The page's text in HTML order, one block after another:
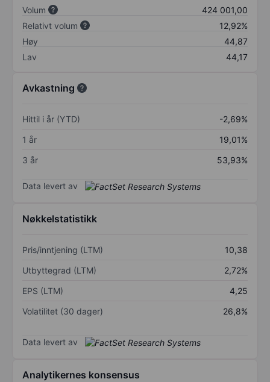
Volum
424 001,00
Relativt volum
12,92%
Høy
44,87
Lav
44,17
Avkastning
Hittil i år (YTD)
-2,69%
1 år
19,01%
3 år
53,93%
Data levert av
Nøkkelstatistikk
Pris/inntjening (LTM)
10,38
Utbyttegrad (LTM)
2,72%
EPS (LTM)
4,25
Volatilitet (30 dager)
26,8%
Data levert av
Analytikernes konsensus